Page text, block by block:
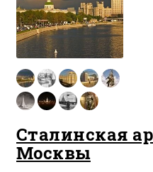
Сталинская
Москвы